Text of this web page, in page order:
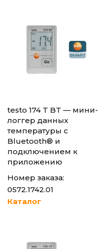
testo 174 T BT — мини-
логгер данных
температуры с
Bluetooth® и
подключением к
приложению
Номер заказа:
0572.1742.01
Каталог